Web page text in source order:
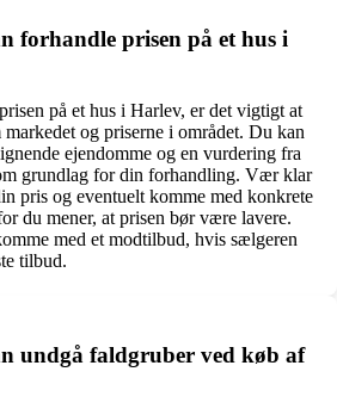
forhandle prisen på et hus i
på et hus i Harlev, er det vigtigt at
og priserne i området. Du kan
ejendomme og en vurdering fra
grundlag for din forhandling. Vær klar
pris og eventuelt komme med konkrete
du mener, at prisen bør være lavere.
med et modtilbud, hvis sælgeren
tilbud.
undgå faldgruber ved køb af